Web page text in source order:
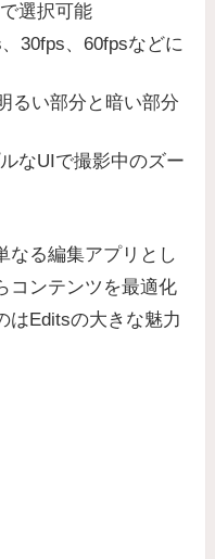
選択可能
30fps、60fpsなどに
るい部分と暗い部分
なUIで撮影中のズー
なる編集アプリとし
コンテンツを最適化
はEditsの大きな魅力